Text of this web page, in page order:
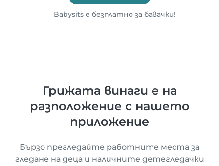
Babysits е безплатно за бавачки!
Грижата винаги е на
разположение с нашето
приложение
Бързо прегледайте работните места за
гледане на деца и наличните детегледачки